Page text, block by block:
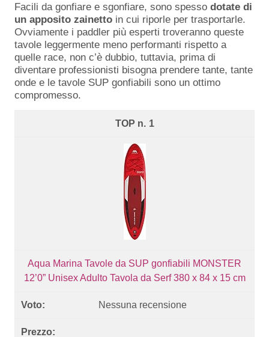
Facili da gonfiare e sgonfiare, sono spesso dotate di
un apposito zainetto in cui riporle per trasportarle.
Ovviamente i paddler più esperti troveranno queste
tavole leggermente meno performanti rispetto a
quelle race, non c’è dubbio, tuttavia, prima di
diventare professionisti bisogna prendere tante, tante
onde e le tavole SUP gonfiabili sono un ottimo
compromesso.
1
Aqua Marina Tavole da SUP gonfiabili MONSTER
12’0” Unisex Adulto Tavola da Serf 380 x 84 x 15 cm
Nessuna recensione